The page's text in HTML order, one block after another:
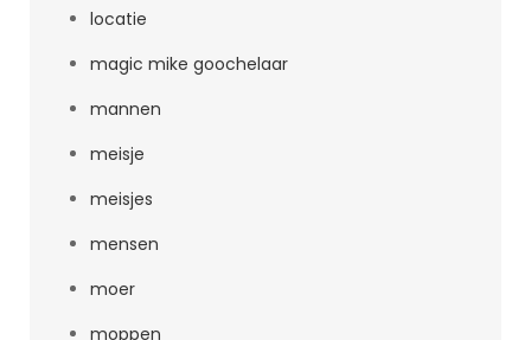
locatie
magic mike goochelaar
mannen
meisje
meisjes
mensen
moer
moppen